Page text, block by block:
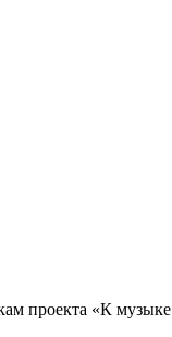
проекта «К